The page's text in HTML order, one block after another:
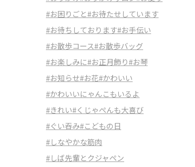
#お困りごと#お待たせしています
#お待ちしております#お手伝い
#お散歩コース#お散歩バッグ
#お楽しみに#お正月飾り#お琴
#お知らせ#お花#かわいい
#かわいいにゃんこもいるよ
#きれい#くじゃぺんも大喜び
#ぐい吞み#こどもの日
#しなやかな筋肉
#しば先輩とクジャペン